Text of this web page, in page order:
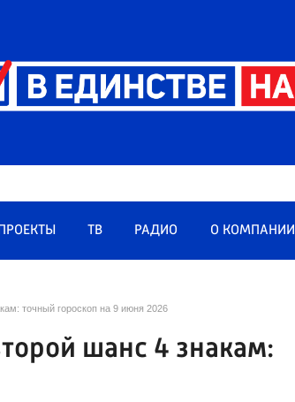
ТВ РАДИО О КОМПАНИИ
точный гороскоп на 9 июня 2026
шанс 4 знакам: